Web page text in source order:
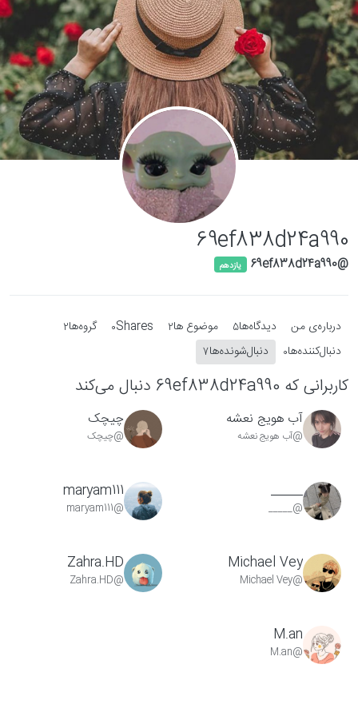
Skip to content
69ef838d24a990
@69ef838d24a990 یازدهم
درباره‌‌ی من دیدگاه‌ها5 موضوع ها2
Shares
0 گروه‌ها2
دنبال‌کننده‌ها0 دنبال‌شونده‌ها7
کاربرانی که 69ef838d24a990 دنبال می‌کند
آب هویج نعشه
@آب هویج نعشه
چیچک
@چیچک
_____
@_____
maryam111
@maryam111
Michael Vey
@Michael Vey
Zahra.HD
@Zahra.HD
M.an
@M.an